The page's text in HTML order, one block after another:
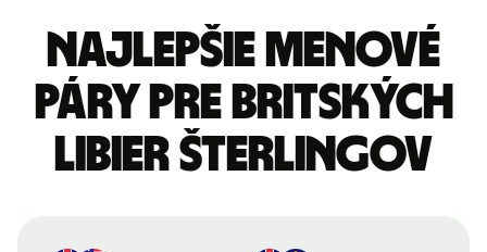
Najlepšie menové
páry pre Britských
libier šterlingov